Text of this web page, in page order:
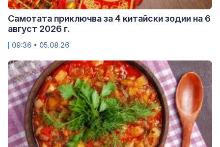
Самотата приключва за 4 китайски зодии на 6
август 2026 г.
09:36 • 05.08.26